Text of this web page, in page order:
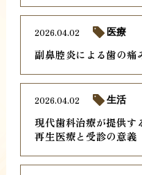
副鼻腔炎による歯の痛
2026.04.02 医療
現代歯科治療が提供す
再生医療と受診の意義
2026.04.02 生活